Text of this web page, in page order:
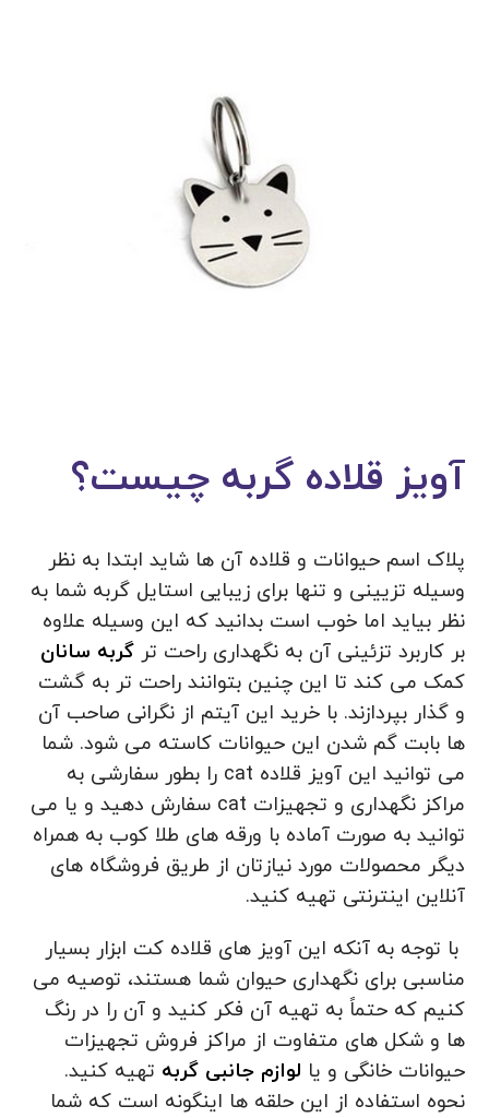
آویز قلاده گربه چیست؟
پلاک اسم حیوانات و قلاده آن ها شاید ابتدا به نظر
وسیله تزیینی و تنها برای زیبایی استایل گربه شما به
نظر بیاید اما خوب است بدانید که این وسیله علاوه
بر کاربرد تزئینی آن به نگهداری راحت ترگربه سانان
کمک می کند تا این چنین بتوانند راحت‌ تر به گشت
و گذار بپردازند. با خرید این آیتم از نگرانی صاحب آن
ها بابت گم شدن این حیوانات کاسته می شود‌. شما
می توانید این آویز قلاده cat را بطور سفارشی به
مراکز نگهداری و تجهیزات cat سفارش دهید و یا می
توانید به صورت آماده با ورقه های طلا کوب به همراه
دیگر محصولات مورد نیازتان از طریق فروشگاه های
آنلاین اینترنتی تهیه کنید‌‌.
با توجه به آنکه این آویز های قلاده کت ابزار بسیار
مناسبی برای نگهداری حیوان شما هستند، توصیه می
کنیم که حتماً به تهیه آن فکر کنید و آن را در رنگ
ها و شکل های متفاوت از مراکز فروش تجهیزات
حیوانات خانگی و یا لوازم جانبی گربه تهیه کنید.
نحوه استفاده از این حلقه ها اینگونه است که شما